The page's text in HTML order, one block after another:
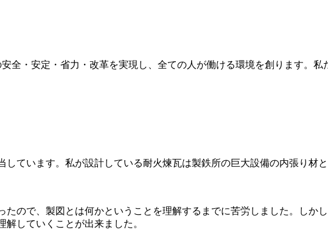
全・安定・省力・改革を実現し、全ての人が働ける環境を創ります。
しています。私が設計している耐火煉瓦は製鉄所の巨大設備の内張り材
たので、製図とは何かということを理解するまでに苦労しました。しか
していくことが出来ました。